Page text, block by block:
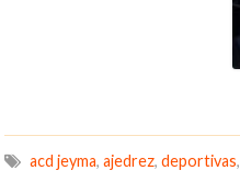
acd jeyma, ajedrez, deportivas,